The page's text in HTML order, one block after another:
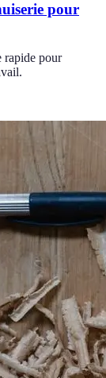
pour
rapide pour